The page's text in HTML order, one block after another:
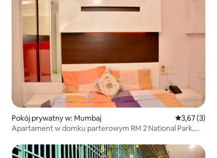
Pokój prywatny w: Mumbaj Średnia
3,67 (3)
Apartament w domku parterowym RM 2 National Park,